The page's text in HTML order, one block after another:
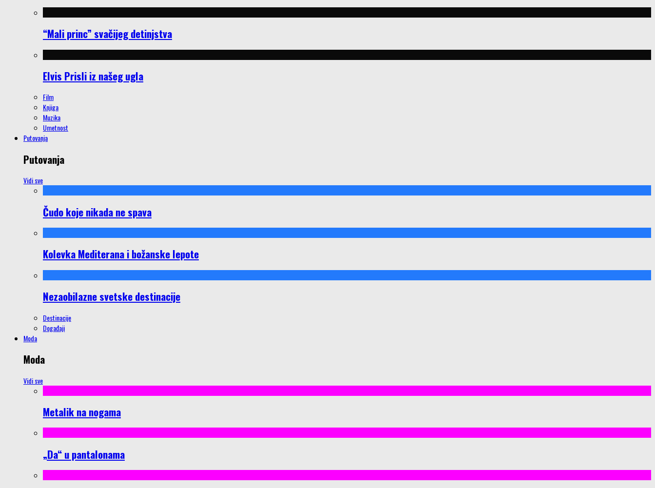
“Mali princ” svačijeg detinjstva
Elvis Prisli iz našeg ugla
Film
Knjiga
Muzika
Umetnost
Putovanja
Putovanja
Vidi sve
Čudo koje nikada ne spava
Kolevka Mediterana i božanske lepote
Nezaobilazne svetske destinacije
Destinacije
Događaji
Moda
Moda
Vidi sve
Metalik na nogama
„Da“ u pantalonama